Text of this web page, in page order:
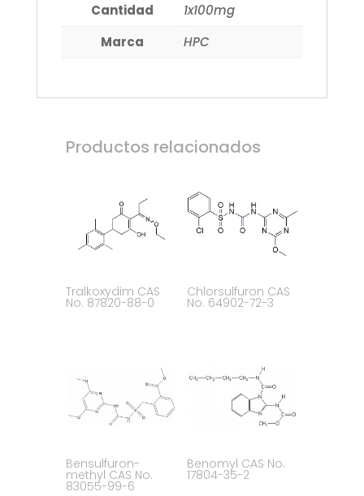
Cantidad
1x100mg
Marca
HPC
Productos relacionados
Tralkoxydim CAS
No. 87820-88-0
Chlorsulfuron CAS
No. 64902-72-3
Bensulfuron-
methyl CAS No.
83055-99-6
Benomyl CAS No.
17804-35-2